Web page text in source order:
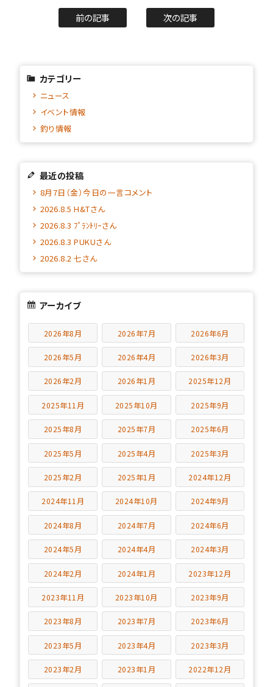
前の記事 次の記事
カテゴリー
ニュース
イベント情報
釣り情報
最近の投稿
8月7日（金）今日の一言コメント
2026.8.5 H&Tさん
2026.8.3 ﾌﾟﾗﾝﾄﾘｰさん
2026.8.3 PUKUさん
2026.8.2 七さん
アーカイブ
2026年8月 2026年7月 2026年6月
2026年5月 2026年4月 2026年3月
2026年2月 2026年1月 2025年12月
2025年11月 2025年10月 2025年9月
2025年8月 2025年7月 2025年6月
2025年5月 2025年4月 2025年3月
2025年2月 2025年1月 2024年12月
2024年11月 2024年10月 2024年9月
2024年8月 2024年7月 2024年6月
2024年5月 2024年4月 2024年3月
2024年2月 2024年1月 2023年12月
2023年11月 2023年10月 2023年9月
2023年8月 2023年7月 2023年6月
2023年5月 2023年4月 2023年3月
2023年2月 2023年1月 2022年12月